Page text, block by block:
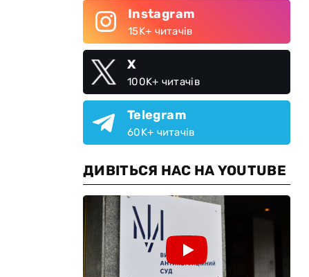
Instagram
15K+ читачів
X
100K+ читачів
Telegram
60K+ читачів
ДИВІТЬСЯ НАС НА YOUTUBE